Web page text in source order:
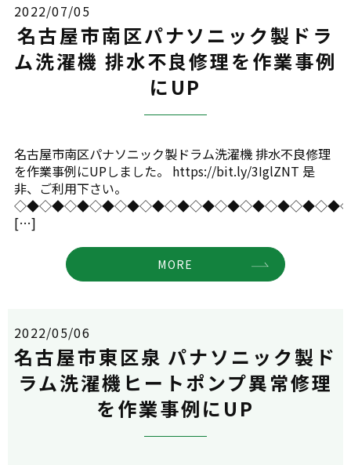
2022/07/05
名古屋市南区パナソニック製ドラ
ム洗濯機 排水不良修理を作業事例
にUP
名古屋市南区パナソニック製ドラム洗濯機 排水不良修理
を作業事例にUPしました。 https://bit.ly/3IglZNT 是
非、ご利用下さい。
[…]
MORE
2022/05/06
名古屋市東区泉 パナソニック製ド
ラム洗濯機ヒートポンプ異常修理
を作業事例にUP